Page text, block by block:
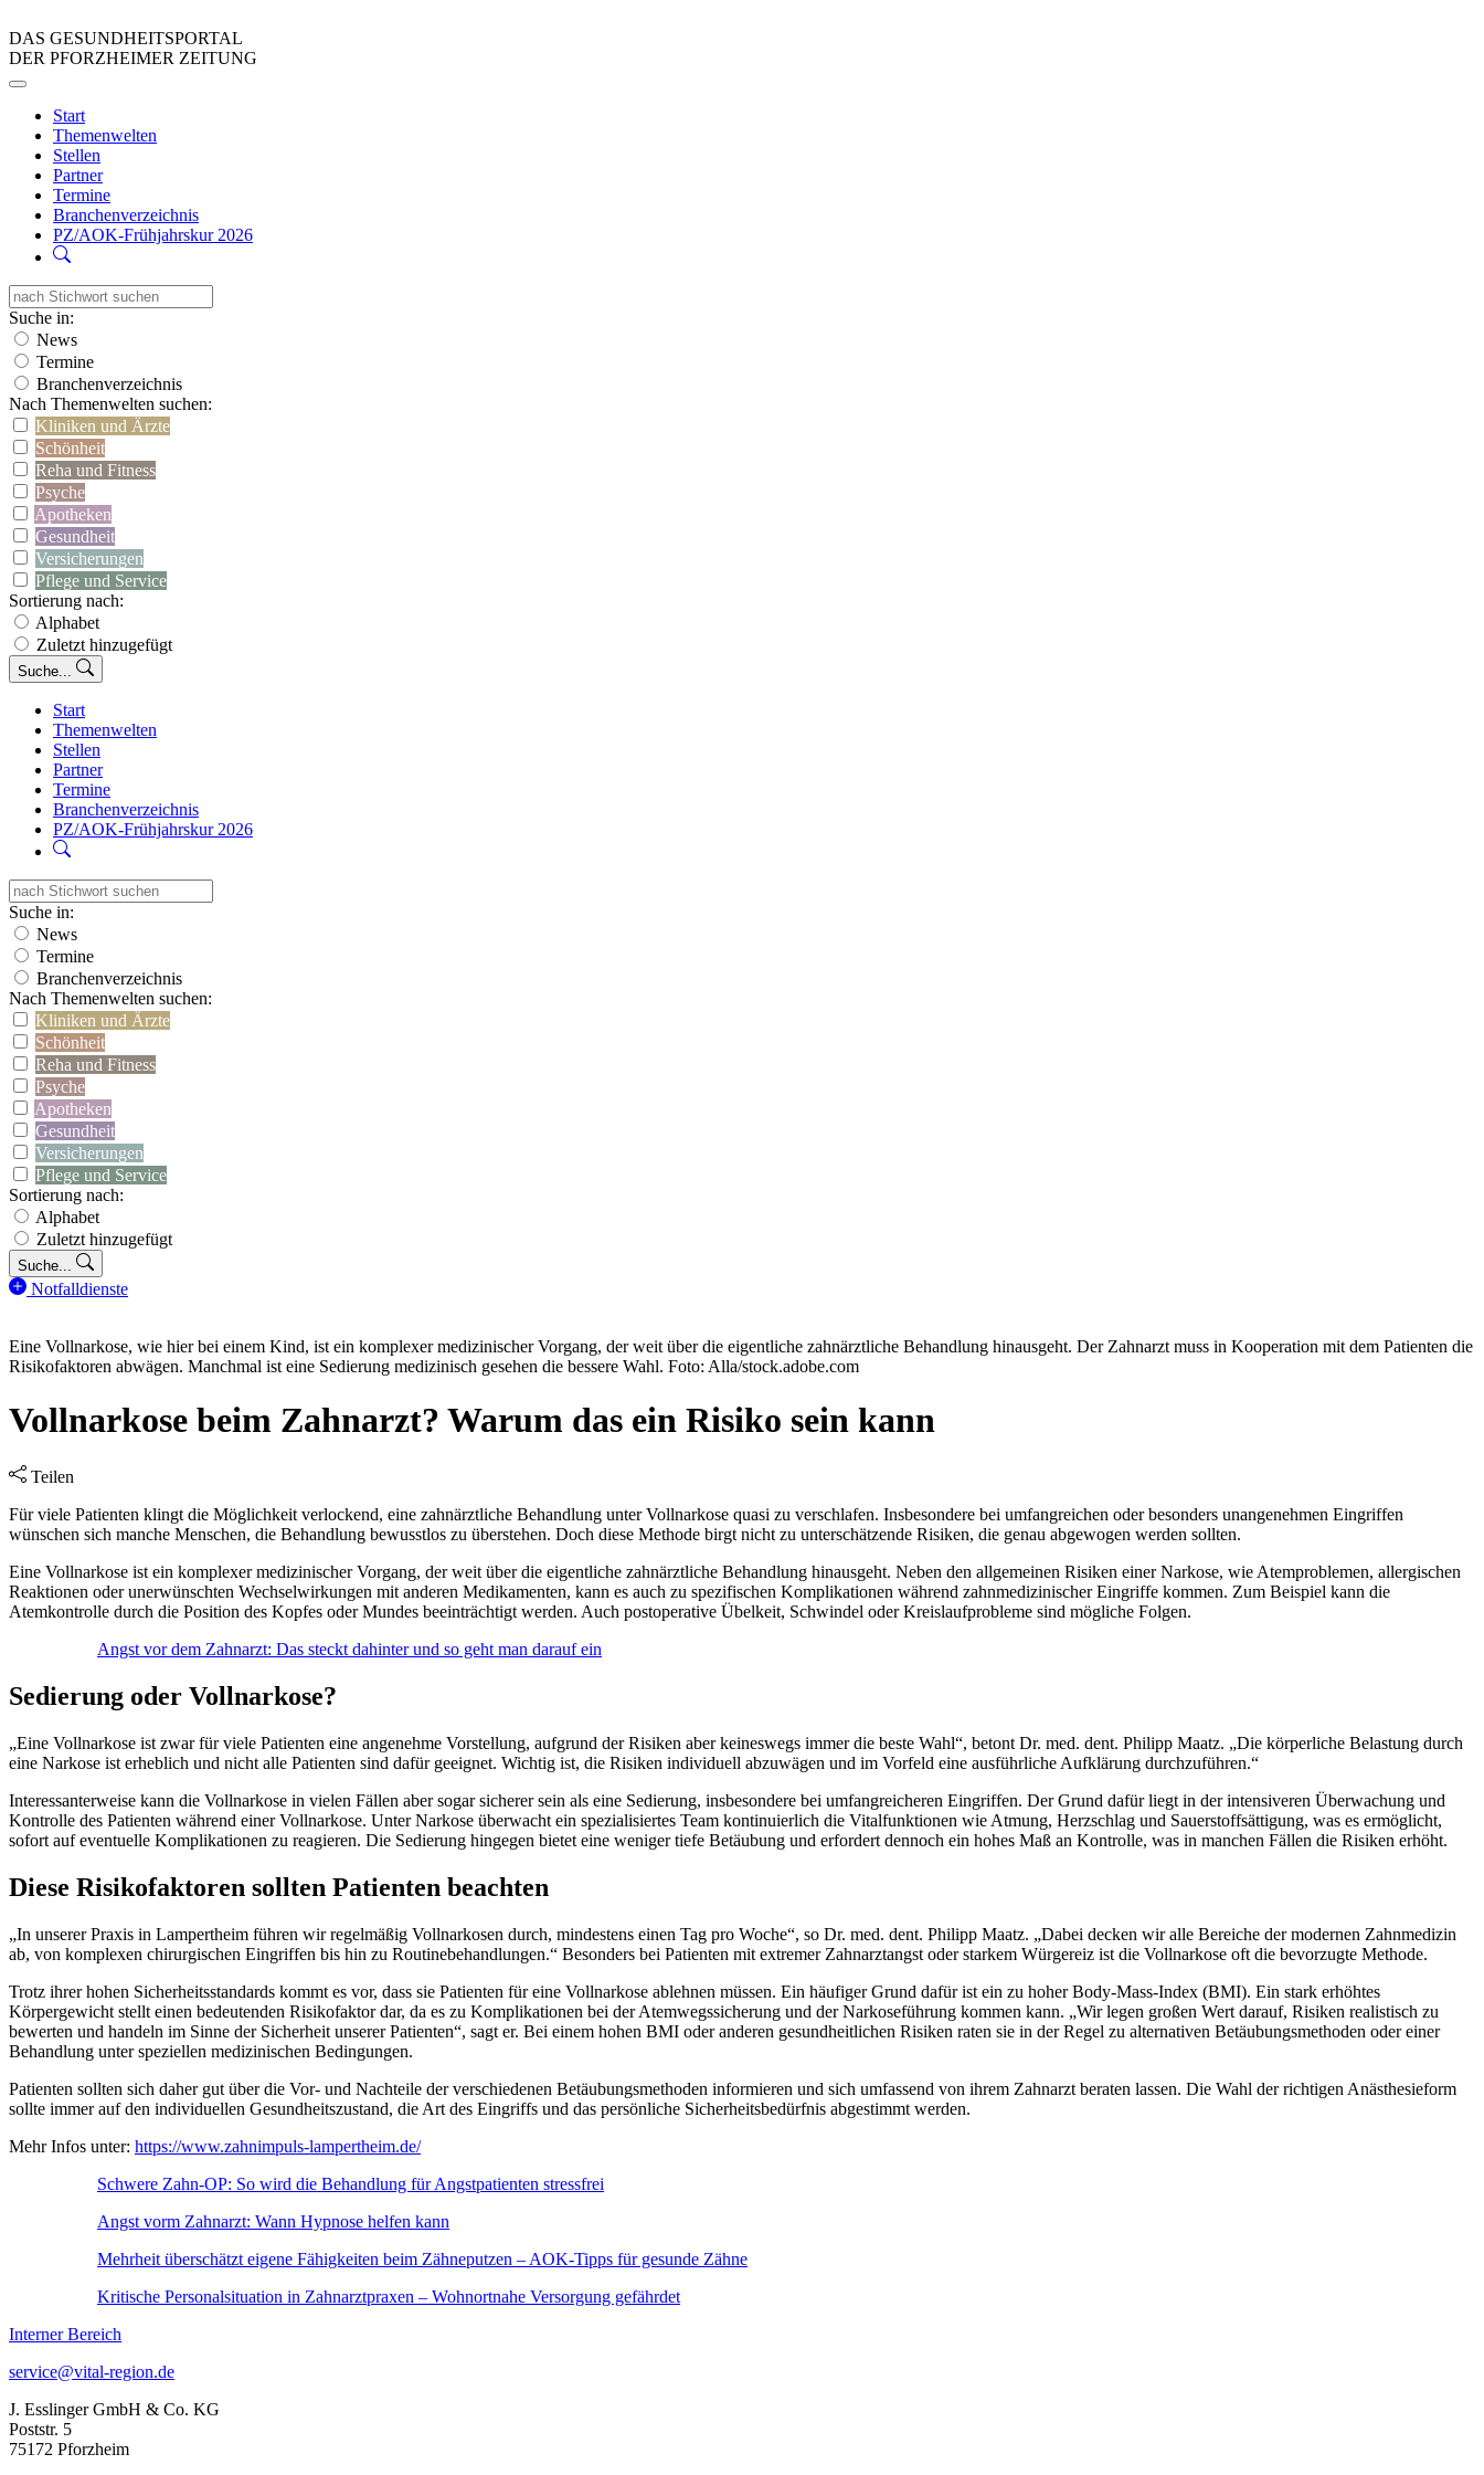
DAS GESUNDHEITSPORTAL
DER PFORZHEIMER ZEITUNG
Start
Themenwelten
Stellen
Partner
Termine
Branchenverzeichnis
PZ/AOK-Frühjahrskur 2026
Suche in:
News
Termine
Branchenverzeichnis
Nach Themenwelten suchen:
Kliniken und Ärzte
Schönheit
Reha und Fitness
Psyche
Apotheken
Gesundheit
Versicherungen
Pflege und Service
Sortierung nach:
Alphabet
Zuletzt hinzugefügt
Suche...
Start
Themenwelten
Stellen
Partner
Termine
Branchenverzeichnis
PZ/AOK-Frühjahrskur 2026
Suche in:
News
Termine
Branchenverzeichnis
Nach Themenwelten suchen:
Kliniken und Ärzte
Schönheit
Reha und Fitness
Psyche
Apotheken
Gesundheit
Versicherungen
Pflege und Service
Sortierung nach:
Alphabet
Zuletzt hinzugefügt
Suche...
Notfalldienste
Eine Vollnarkose, wie hier bei einem Kind, ist ein komplexer medizinischer Vorgang, der weit über die eigentliche zahnärztliche Behandlung hinausgeht. Der Zahnarzt muss in Kooperation mit dem Patienten die
Risikofaktoren abwägen. Manchmal ist eine Sedierung medizinisch gesehen die bessere Wahl. Foto: Alla/stock.adobe.com
Vollnarkose beim Zahnarzt? Warum das ein Risiko sein kann
Teilen
Für viele Patienten klingt die Möglichkeit verlockend, eine zahnärztliche Behandlung unter Vollnarkose quasi zu verschlafen. Insbesondere bei umfangreichen oder besonders unangenehmen Eingriffen
wünschen sich manche Menschen, die Behandlung bewusstlos zu überstehen. Doch diese Methode birgt nicht zu unterschätzende Risiken, die genau abgewogen werden sollten.
Eine Vollnarkose ist ein komplexer medizinischer Vorgang, der weit über die eigentliche zahnärztliche Behandlung hinausgeht. Neben den allgemeinen Risiken einer Narkose, wie Atemproblemen, allergischen
Reaktionen oder unerwünschten Wechselwirkungen mit anderen Medikamenten, kann es auch zu spezifischen Komplikationen während zahnmedizinischer Eingriffe kommen. Zum Beispiel kann die
Atemkontrolle durch die Position des Kopfes oder Mundes beeinträchtigt werden. Auch postoperative Übelkeit, Schwindel oder Kreislaufprobleme sind mögliche Folgen.
Angst vor dem Zahnarzt: Das steckt dahinter und so geht man darauf ein
Sedierung oder Vollnarkose?
„Eine Vollnarkose ist zwar für viele Patienten eine angenehme Vorstellung, aufgrund der Risiken aber keineswegs immer die beste Wahl“, betont Dr. med. dent. Philipp Maatz. „Die körperliche Belastung durch
eine Narkose ist erheblich und nicht alle Patienten sind dafür geeignet. Wichtig ist, die Risiken individuell abzuwägen und im Vorfeld eine ausführliche Aufklärung durchzuführen.“
Interessanterweise kann die Vollnarkose in vielen Fällen aber sogar sicherer sein als eine Sedierung, insbesondere bei umfangreicheren Eingriffen. Der Grund dafür liegt in der intensiveren Überwachung und
Kontrolle des Patienten während einer Vollnarkose. Unter Narkose überwacht ein spezialisiertes Team kontinuierlich die Vitalfunktionen wie Atmung, Herzschlag und Sauerstoffsättigung, was es ermöglicht,
sofort auf eventuelle Komplikationen zu reagieren. Die Sedierung hingegen bietet eine weniger tiefe Betäubung und erfordert dennoch ein hohes Maß an Kontrolle, was in manchen Fällen die Risiken erhöht.
Diese Risikofaktoren sollten Patienten beachten
„In unserer Praxis in Lampertheim führen wir regelmäßig Vollnarkosen durch, mindestens einen Tag pro Woche“, so Dr. med. dent. Philipp Maatz. „Dabei decken wir alle Bereiche der modernen Zahnmedizin
ab, von komplexen chirurgischen Eingriffen bis hin zu Routinebehandlungen.“ Besonders bei Patienten mit extremer Zahnarztangst oder starkem Würgereiz ist die Vollnarkose oft die bevorzugte Methode.
Trotz ihrer hohen Sicherheitsstandards kommt es vor, dass sie Patienten für eine Vollnarkose ablehnen müssen. Ein häufiger Grund dafür ist ein zu hoher Body-Mass-Index (BMI). Ein stark erhöhtes
Körpergewicht stellt einen bedeutenden Risikofaktor dar, da es zu Komplikationen bei der Atemwegssicherung und der Narkoseführung kommen kann. „Wir legen großen Wert darauf, Risiken realistisch zu
bewerten und handeln im Sinne der Sicherheit unserer Patienten“, sagt er. Bei einem hohen BMI oder anderen gesundheitlichen Risiken raten sie in der Regel zu alternativen Betäubungsmethoden oder einer
Behandlung unter speziellen medizinischen Bedingungen.
Patienten sollten sich daher gut über die Vor- und Nachteile der verschiedenen Betäubungsmethoden informieren und sich umfassend von ihrem Zahnarzt beraten lassen. Die Wahl der richtigen Anästhesieform
sollte immer auf den individuellen Gesundheitszustand, die Art des Eingriffs und das persönliche Sicherheitsbedürfnis abgestimmt werden.
Mehr Infos unter: https://www.zahnimpuls-lampertheim.de/
Schwere Zahn-OP: So wird die Behandlung für Angstpatienten stressfrei
Angst vorm Zahnarzt: Wann Hypnose helfen kann
Mehrheit überschätzt eigene Fähigkeiten beim Zähneputzen – AOK-Tipps für gesunde Zähne
Kritische Personalsituation in Zahnarztpraxen – Wohnortnahe Versorgung gefährdet
Interner Bereich
service@vital-region.de
J. Esslinger GmbH & Co. KG
Poststr. 5
75172 Pforzheim